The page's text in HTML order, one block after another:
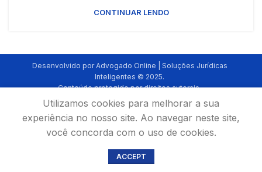
CONTINUAR LENDO
Desenvolvido por Advogado Online | Soluções Jurídicas
Inteligentes © 2025.
Conteúdo protegido por direitos autorais.
Utilizamos cookies para melhorar a sua
experiência no nosso site. Ao navegar neste site,
você concorda com o uso de cookies.
ACCEPT